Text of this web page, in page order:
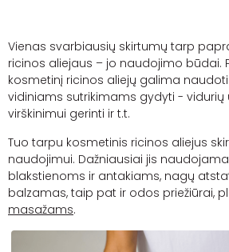
Vienas svarbiausių skirtumų tarp
ricinos aliejaus – jo naudojimo būdai.
kosmetinį ricinos aliejų galima
vidiniams sutrikimams gydyti - vidurių
virškinimui gerinti ir t.t.
Tuo tarpu kosmetinis ricinos aliejus
naudojimui. Dažniausiai jis
blakstienoms ir antakiams, nagų
balzamas, taip pat ir odos priežiūrai,
masažams.